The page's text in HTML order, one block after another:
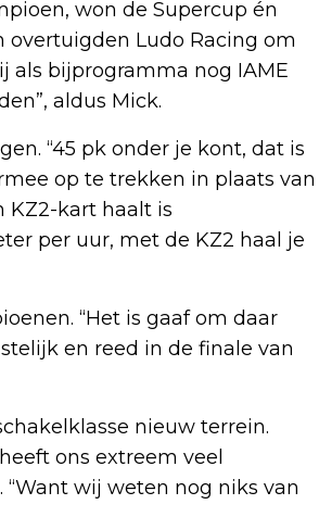
won de Supercup én
overtuigden Ludo Racing om
als bijprogramma nog IAME
aldus Mick.
“45 pk onder je kont, dat is
op te trekken in plaats van
KZ2-kart haalt is
per uur, met de KZ2 haal je
“Het is gaaf om daar
en reed in de finale van
nieuw terrein.
ons extreem veel
wij weten nog niks van